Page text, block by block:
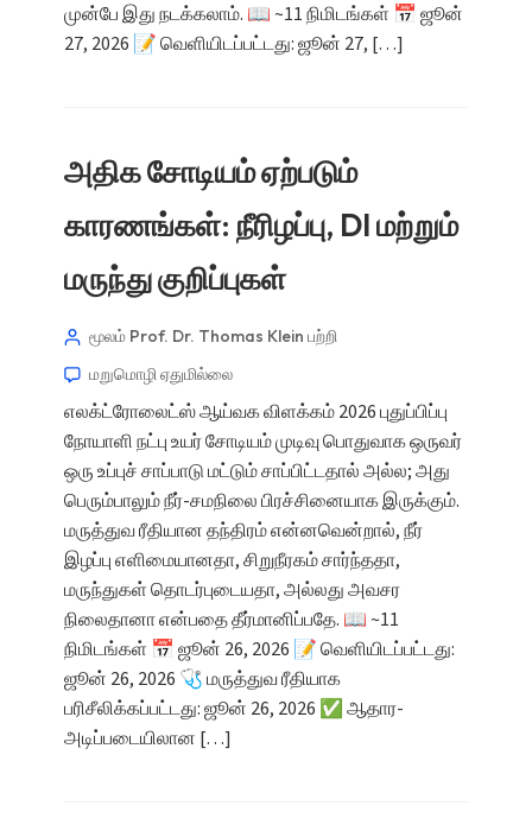
முன்பே இது நடக்கலாம். 📖 ~11 நிமிடங்கள் 📅 ஜூன்
27, 2026 📝 வெளியிடப்பட்டது: ஜூன் 27, […]
அதிக சோடியம் ஏற்படும்
காரணங்கள்: நீரிழப்பு, DI மற்றும்
மருந்து குறிப்புகள்
மூலம் Prof. Dr. Thomas Klein பற்றி
மறுமொழி ஏதுமில்லை
எலக்ட்ரோலைட்ஸ் ஆய்வக விளக்கம் 2026 புதுப்பிப்பு
நோயாளி நட்பு உயர் சோடியம் முடிவு பொதுவாக ஒருவர்
ஒரு உப்புச் சாப்பாடு மட்டும் சாப்பிட்டதால் அல்ல; அது
பெரும்பாலும் நீர்-சமநிலை பிரச்சினையாக இருக்கும்.
மருத்துவ ரீதியான தந்திரம் என்னவென்றால், நீர்
இழப்பு எளிமையானதா, சிறுநீரகம் சார்ந்ததா,
மருந்துகள் தொடர்புடையதா, அல்லது அவசர
நிலைதானா என்பதை தீர்மானிப்பதே. 📖 ~11
நிமிடங்கள் 📅 ஜூன் 26, 2026 📝 வெளியிடப்பட்டது:
ஜூன் 26, 2026 🩺 மருத்துவ ரீதியாக
பரிசீலிக்கப்பட்டது: ஜூன் 26, 2026 ✅ ஆதார-
அடிப்படையிலான […]